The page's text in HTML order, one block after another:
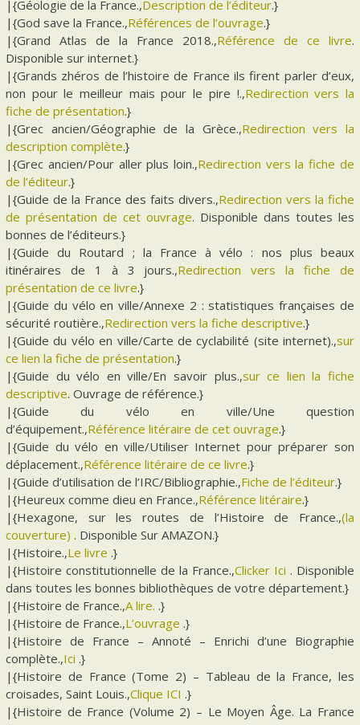
|{Géologie de la France.,Description de l’éditeur.}
|{God save la France.,Références de l’ouvrage.}
|{Grand Atlas de la France 2018.,Référence de ce livre.
Disponible sur internet.}
|{Grands zhéros de l’histoire de France ils firent parler d’eux,
non pour le meilleur mais pour le pire !.,Redirection vers la
fiche de présentation.}
|{Grec ancien/Géographie de la Grèce.,Redirection vers la
description complète.}
|{Grec ancien/Pour aller plus loin.,Redirection vers la fiche de
de l’éditeur.}
|{Guide de la France des faits divers.,Redirection vers la fiche
de présentation de cet ouvrage. Disponible dans toutes les
bonnes de l’éditeurs.}
|{Guide du Routard ; la France à vélo : nos plus beaux
itinéraires de 1 à 3 jours.,Redirection vers la fiche de
présentation de ce livre.}
|{Guide du vélo en ville/Annexe 2 : statistiques françaises de
sécurité routière.,Redirection vers la fiche descriptive.}
|{Guide du vélo en ville/Carte de cyclabilité (site internet).,sur
ce lien la fiche de présentation.}
|{Guide du vélo en ville/En savoir plus.,sur ce lien la fiche
descriptive. Ouvrage de référence.}
|{Guide du vélo en ville/Une question
d’équipement.,Référence litéraire de cet ouvrage.}
|{Guide du vélo en ville/Utiliser Internet pour préparer son
déplacement.,Référence litéraire de ce livre.}
|{Guide d’utilisation de l’IRC/Bibliographie.,Fiche de l’éditeur.}
|{Heureux comme dieu en France.,Référence litéraire.}
|{Hexagone, sur les routes de l’Histoire de France.,(la
couverture) . Disponible Sur AMAZON.}
|{Histoire.,Le livre .}
|{Histoire constitutionnelle de la France.,Clicker Ici . Disponible
dans toutes les bonnes bibliothèques de votre département.}
|{Histoire de France.,A lire. .}
|{Histoire de France.,L’ouvrage .}
|{Histoire de France – Annoté – Enrichi d’une Biographie
complète.,Ici .}
|{Histoire de France (Tome 2) – Tableau de la France, les
croisades, Saint Louis.,Clique ICI .}
|{Histoire de France (Volume 2) – Le Moyen Âge. La France